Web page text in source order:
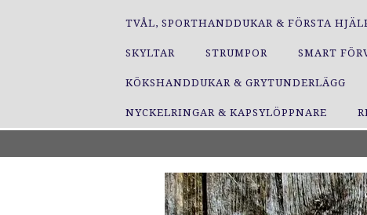
TVÅL, SPORTHANDDUKAR & FÖRSTA
SKYLTAR STRUMPOR SMART
KÖKSHANDDUKAR & GRYTUNDERLÄGG
NYCKELRINGAR & KAPSYLÖPPNARE